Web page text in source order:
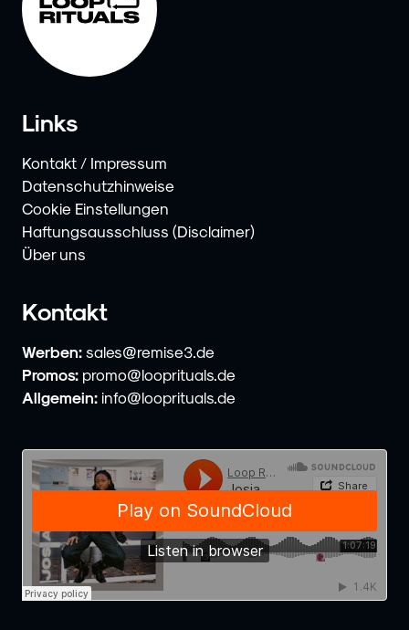
Links
Kontakt / Impressum
Datenschutzhinweise
Cookie Einstellungen
Haftungsausschluss (Disclaimer)
Über uns
Kontakt
Werben: sales@remise3.de
Promos: promo@looprituals.de
Allgemein: info@looprituals.de